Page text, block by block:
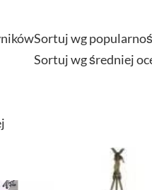
Sortuj wg
Sortuj wg średniej